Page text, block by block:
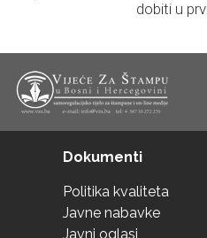
dobiti u
Dokumenti
Politika kvaliteta
Javne nabavke
Javni oglasi